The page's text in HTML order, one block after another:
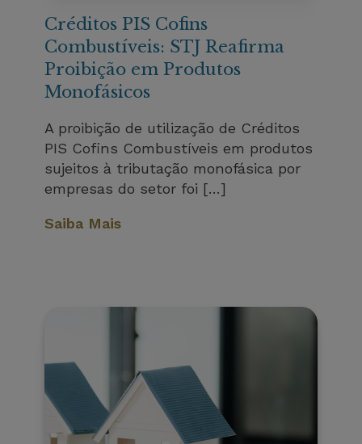
Créditos PIS Cofins
Combustíveis: STJ Reafirma
Proibição em Produtos
Monofásicos
A proibição de utilização de Créditos
PIS Cofins Combustíveis em produtos
sujeitos à tributação monofásica por
empresas do setor foi […]
Saiba Mais